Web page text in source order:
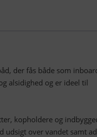
der fås både som
alsidighed og er ideel til
kopholdere og
udsigt over vandet samt